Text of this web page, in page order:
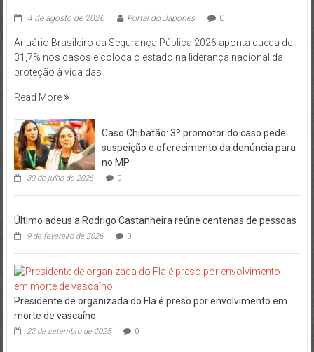
4 de agosto de 2026 Portal do Japones 0
Anuário Brasileiro da Segurança Pública 2026 aponta queda de
31,7% nos casos e coloca o estado na liderança nacional da
proteção à vida das
Read More
Caso Chibatão: 3º promotor do caso pede
suspeição e oferecimento da denúncia para
no MP
30 de julho de 2026 0
Último adeus a Rodrigo Castanheira reúne centenas de pessoas
9 de fevereiro de 2026 0
Presidente de organizada do Fla é preso por envolvimento em
morte de vascaíno
22 de setembro de 2025 0